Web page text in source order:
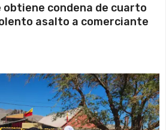
obtiene condena de cuarto
asalto a comerciante